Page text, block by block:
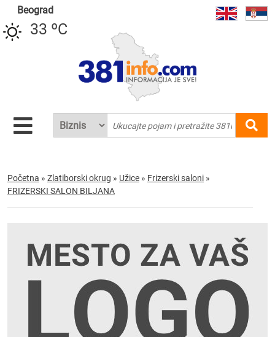
Beograd
33 ºC
Početna » Zlatiborski okrug » Užice » Frizerski saloni »
FRIZERSKI SALON BILJANA